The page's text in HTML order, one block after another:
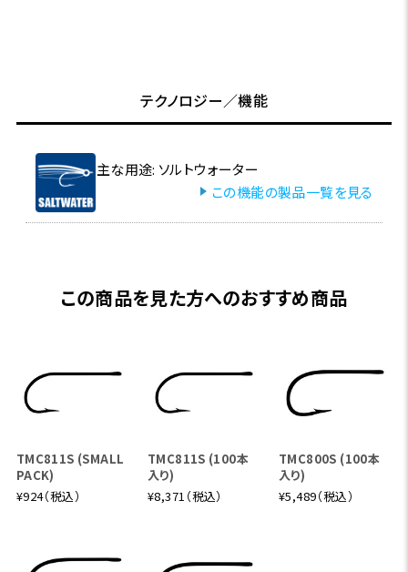
テクノロジー／機能
主な用途: ソルトウォーター
この機能の製品一覧を見る
この商品を見た方へのおすすめ商品
TMC811S (SMALL
PACK)
¥924（税込）
TMC811S (100本
入り)
¥8,371（税込）
TMC800S (100本
入り)
¥5,489（税込）